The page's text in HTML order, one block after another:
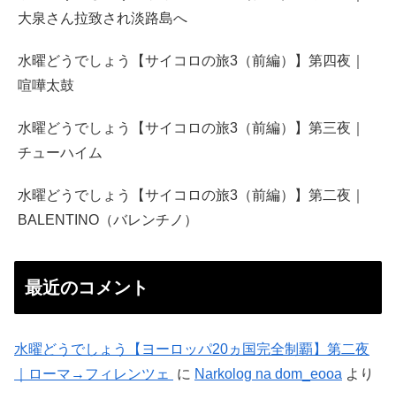
大泉さん拉致され淡路島へ
水曜どうでしょう【サイコロの旅3（前編）】第四夜｜
喧嘩太鼓
水曜どうでしょう【サイコロの旅3（前編）】第三夜｜
チューハイム
水曜どうでしょう【サイコロの旅3（前編）】第二夜｜
BALENTINO（バレンチノ）
最近のコメント
水曜どうでしょう【ヨーロッパ20ヵ国完全制覇】第二夜
｜ローマ→フィレンツェ
に Narkolog na dom_eooa より